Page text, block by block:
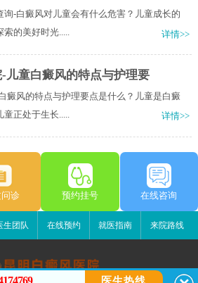
询-白癜风对儿童会有什么危害？儿童成长的
的美好时光.....
详情>>
儿童白癜风的特点与护理要
癜风的特点与护理要点是什么？儿童是白癜
正处于生长.....
详情>>
问诊 预约挂号 在线咨询
生团队 在线预约 就医指南 来院路线
医生热线